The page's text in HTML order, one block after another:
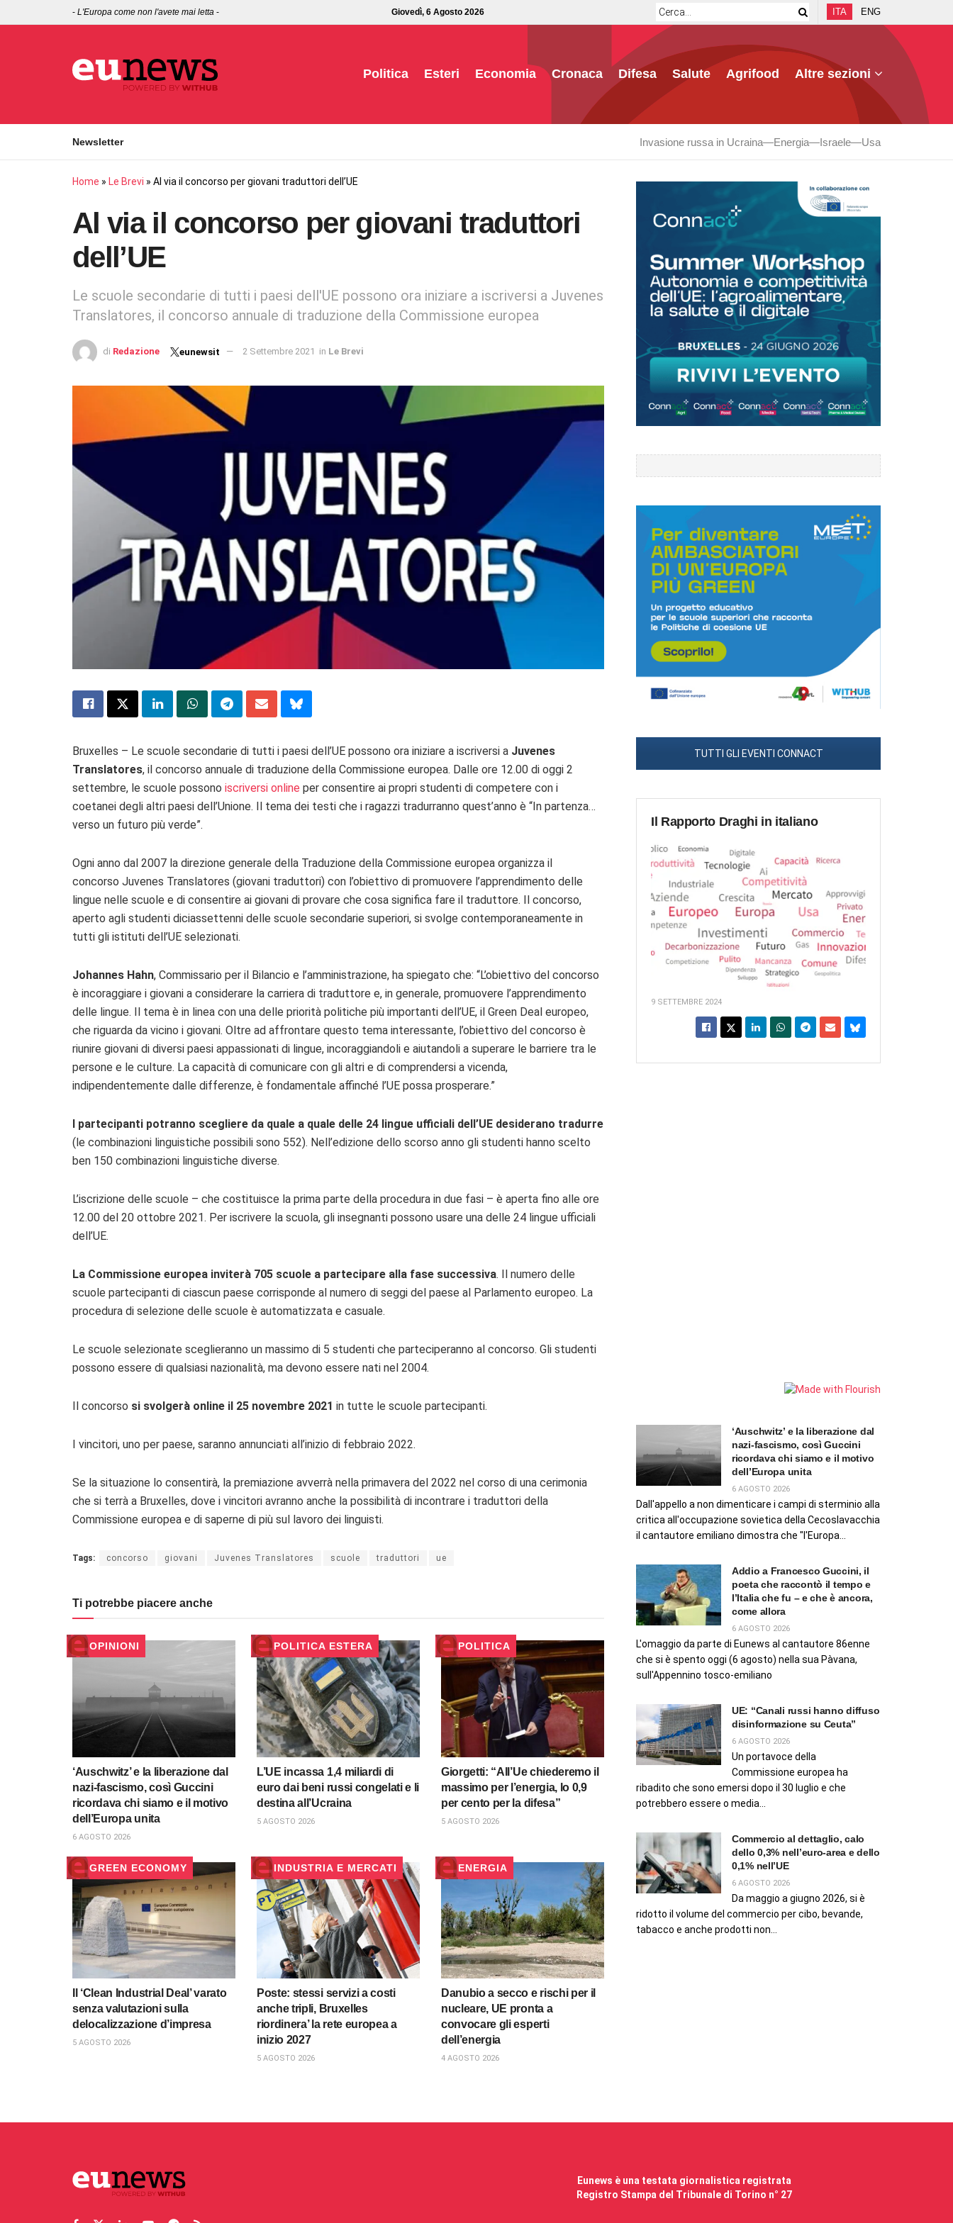
- L'Europa come non l'avete mai letta - Giovedì, 6 Agosto 2026 ITA ENG
Politica Esteri Economia Cronaca Difesa Salute Agrifood Altre sezioni
Newsletter Invasione russa in Ucraina Energia Israele Usa
Home » Le Brevi » Al via il concorso per giovani traduttori dell’UE
Al via il concorso per giovani traduttori
dell’UE
Le scuole secondarie di tutti i paesi dell'UE possono ora iniziare a iscriversi a Juvenes
Translatores, il concorso annuale di traduzione della Commissione europea
di Redazione eunewsit 2 Settembre 2021 in Le Brevi
Bruxelles – Le scuole secondarie di tutti i paesi dell’UE possono ora iniziare a iscriversi a Juvenes
Translatores, il concorso annuale di traduzione della Commissione europea. Dalle ore 12.00 di oggi 2
settembre, le scuole possono iscriversi online per consentire ai propri studenti di competere con i
coetanei degli altri paesi dell’Unione. Il tema dei testi che i ragazzi tradurranno quest’anno è “In partenza…
verso un futuro più verde”.
Ogni anno dal 2007 la direzione generale della Traduzione della Commissione europea organizza il
concorso Juvenes Translatores (giovani traduttori) con l’obiettivo di promuovere l’apprendimento delle
lingue nelle scuole e di consentire ai giovani di provare che cosa significa fare il traduttore. Il concorso,
aperto agli studenti diciassettenni delle scuole secondarie superiori, si svolge contemporaneamente in
tutti gli istituti dell’UE selezionati.
Johannes Hahn, Commissario per il Bilancio e l’amministrazione, ha spiegato che: “L’obiettivo del concorso
è incoraggiare i giovani a considerare la carriera di traduttore e, in generale, promuovere l’apprendimento
delle lingue. Il tema è in linea con una delle priorità politiche più importanti dell’UE, il Green Deal europeo,
che riguarda da vicino i giovani. Oltre ad affrontare questo tema interessante, l’obiettivo del concorso è
riunire giovani di diversi paesi appassionati di lingue, incoraggiandoli e aiutandoli a superare le barriere tra le
persone e le culture. La capacità di comunicare con gli altri e di comprendersi a vicenda,
indipendentemente dalle differenze, è fondamentale affinché l’UE possa prosperare.”
I partecipanti potranno scegliere da quale a quale delle 24 lingue ufficiali dell’UE desiderano tradurre
(le combinazioni linguistiche possibili sono 552). Nell’edizione dello scorso anno gli studenti hanno scelto
ben 150 combinazioni linguistiche diverse.
L’iscrizione delle scuole – che costituisce la prima parte della procedura in due fasi – è aperta fino alle ore
12.00 del 20 ottobre 2021. Per iscrivere la scuola, gli insegnanti possono usare una delle 24 lingue ufficiali
dell’UE.
La Commissione europea inviterà 705 scuole a partecipare alla fase successiva. Il numero delle
scuole partecipanti di ciascun paese corrisponde al numero di seggi del paese al Parlamento europeo. La
procedura di selezione delle scuole è automatizzata e casuale.
Le scuole selezionate sceglieranno un massimo di 5 studenti che parteciperanno al concorso. Gli studenti
possono essere di qualsiasi nazionalità, ma devono essere nati nel 2004.
Il concorso si svolgerà online il 25 novembre 2021 in tutte le scuole partecipanti.
I vincitori, uno per paese, saranno annunciati all’inizio di febbraio 2022.
Se la situazione lo consentirà, la premiazione avverrà nella primavera del 2022 nel corso di una cerimonia
che si terrà a Bruxelles, dove i vincitori avranno anche la possibilità di incontrare i traduttori della
Commissione europea e di saperne di più sul lavoro dei linguisti.
Tags: concorso giovani Juvenes Translatores scuole traduttori ue
Ti potrebbe piacere anche
OPINIONI
‘Auschwitz’ e la liberazione dal
nazi-fascismo, così Guccini
ricordava chi siamo e il motivo
dell’Europa unita
6 AGOSTO 2026
POLITICA ESTERA
L’UE incassa 1,4 miliardi di
euro dai beni russi congelati e li
destina all’Ucraina
5 AGOSTO 2026
POLITICA
Giorgetti: “All’Ue chiederemo il
massimo per l’energia, lo 0,9
per cento per la difesa”
5 AGOSTO 2026
GREEN ECONOMY
Il ‘Clean Industrial Deal’ varato
senza valutazioni sulla
delocalizzazione d’impresa
5 AGOSTO 2026
INDUSTRIA E MERCATI
Poste: stessi servizi a costi
anche tripli, Bruxelles
riordinera’ la rete europea a
inizio 2027
5 AGOSTO 2026
ENERGIA
Danubio a secco e rischi per il
nucleare, UE pronta a
convocare gli esperti
dell’energia
4 AGOSTO 2026
TUTTI GLI EVENTI CONNACT
Il Rapporto Draghi in italiano
9 SETTEMBRE 2024
‘Auschwitz’ e la liberazione dal
nazi-fascismo, così Guccini
ricordava chi siamo e il motivo
dell’Europa unita
6 AGOSTO 2026
Dall'appello a non dimenticare i campi di sterminio alla
critica all'occupazione sovietica della Cecoslavacchia
il cantautore emiliano dimostra che "l'Europa...
Addio a Francesco Guccini, il
poeta che raccontò il tempo e
l’Italia che fu – e che è ancora,
come allora
6 AGOSTO 2026
L'omaggio da parte di Eunews al cantautore 86enne
che si è spento oggi (6 agosto) nella sua Pàvana,
sull'Appennino tosco-emiliano
UE: “Canali russi hanno diffuso
disinformazione su Ceuta”
6 AGOSTO 2026
Un portavoce della
Commissione europea ha
ribadito che sono emersi dopo il 30 luglio e che
potrebbero essere o media...
Commercio al dettaglio, calo
dello 0,3% nell’euro-area e dello
0,1% nell’UE
6 AGOSTO 2026
Da maggio a giugno 2026, si è
ridotto il volume del commercio per cibo, bevande,
tabacco e anche prodotti non...
Eunews è una testata giornalistica registrata
Registro Stampa del Tribunale di Torino n° 27